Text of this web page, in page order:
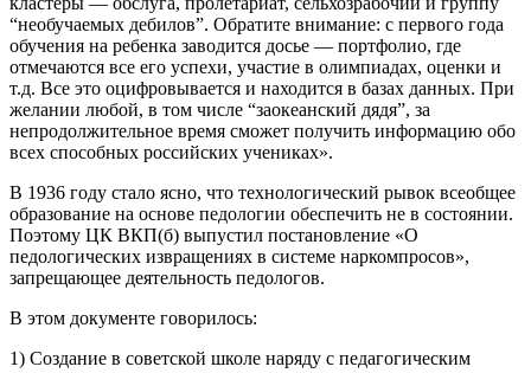
“необучаемых дебилов”. Обратите внимание: с первого года
обучения на ребенка заводится досье — портфолио, где
отмечаются все его успехи, участие в олимпиадах, оценки и
т.д. Все это оцифровывается и находится в базах данных. При
желании любой, в том числе “заокеанский дядя”, за
непродолжительное время сможет получить информацию обо
всех способных российских учениках».
В 1936 году стало ясно, что технологический рывок всеобщее
образование на основе педологии обеспечить не в состоянии.
Поэтому ЦК ВКП(б) выпустил постановление «О
педологических извращениях в системе наркомпросов»,
запрещающее деятельность педологов.
В этом документе говорилось:
1) Создание в советской школе наряду с педагогическим